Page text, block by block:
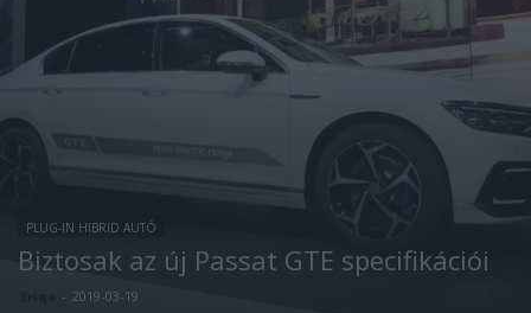
PLUG-IN HIBRID AUTÓ
Biztosak az új Passat GTE specifikációi
- 2019-03-19